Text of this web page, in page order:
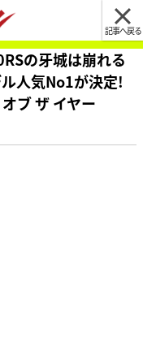
記事へ戻る
の牙城は崩れる
人気No1が決定!
ブ ザ イヤー